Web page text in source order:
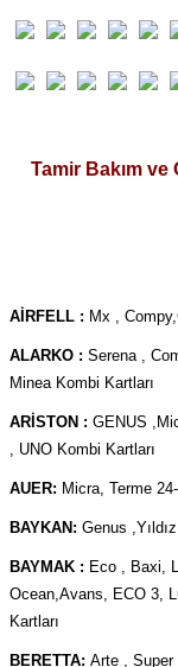
Tamir Bakım ve
AİRFELL : Mx ,
ALARKO : Serena ,
Minea Kombi Kartları
ARİSTON : GENUS
, UNO Kombi Kartları
AUER: Micra, Terme
BAYKAN: Genus
BAYMAK : Eco , Baxi,
Ocean,Avans, ECO 3,
Kartları
BERETTA: Arte , Super